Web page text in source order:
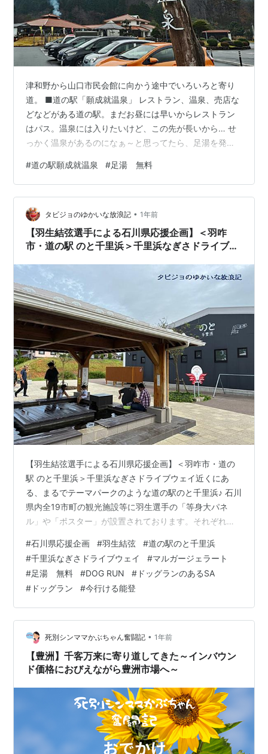
津和野から山口市民会館に向かう途中でいろいろと寄り
道。 ■道の駅「願成就温泉」 レストラン、温泉、売店な
どなどがある道の駅。まだお昼には早いからレストラン
はパス。温泉には入りたいけど、この先が長いから… せ
っかく温泉があるのになぁ～と思ってたら、足湯を発
ってたら、昨日歩き回った疲れがまだ残ってたかだけ
ど、すかり楽になった♪ www.ganjojuonsen.com
#道の駅願成就温泉 #足湯 無料
タビジョのゆかいな放浪記 • 1年前
【羽生結弦選手による石川県応援企画】＜羽咋
市・道の駅 のと千里浜＞千里浜なぎさドライブウ
の駅のと千里浜♪
【羽生結弦選手による石川県応援企画】＜羽咋市・道の
駅 のと千里浜＞千里浜なぎさドライブウェイ近くにあ
る、まるでテーマパークのような道の駅のと千里浜♪ 石川
県内全19市町の観光施設等に羽生選手の「等身大パネ
ル」や「ポスター」が設置されております。それぞれの
２次元コードを読み取ると、羽生選手の「能登への応援
を呼びかけるメッセージ動画」も観ることが出来るとい
う、羽生結弦選手のお申し出により開催されている「石
川県応援企画」。その企画にのっかった羽生選手を応援
している3人（私・友達・中1の姪）の旅記録です♪ ＊こ
ちらのブログは2025年9月に訪問した内容…
#石川県応援企画 #羽生結弦 #道の駅のと千里浜
#千里浜なぎさドライブウェイ #マルガージェラート
#足湯 無料 #DOG RUN # ドッグランのあるSA
# ドッグラン #今行ける能登
死別シンママかぶちゃん奮闘記 • 1年前
【豊洲】千客万来に寄り道してきた～インバウン
ド価格におびえながら豊洲市場へ～